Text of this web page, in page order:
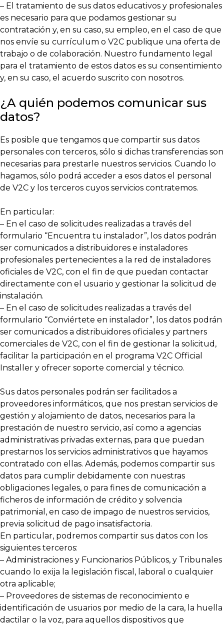
– El tratamiento de sus datos educativos y profesionales
es necesario para que podamos gestionar su
contratación y, en su caso, su empleo, en el caso de que
nos envíe su currículum o V2C publique una oferta de
trabajo o de colaboración. Nuestro fundamento legal
para el tratamiento de estos datos es su consentimiento
y, en su caso, el acuerdo suscrito con nosotros.
¿A quién podemos comunicar sus
datos?
Es posible que tengamos que compartir sus datos
personales con terceros, sólo si dichas transferencias son
necesarias para prestarle nuestros servicios. Cuando lo
hagamos, sólo podrá acceder a esos datos el personal
de V2C y los terceros cuyos servicios contratemos.
En particular:
– En el caso de solicitudes realizadas a través del
formulario “Encuentra tu instalador”, los datos podrán
ser comunicados a distribuidores e instaladores
profesionales pertenecientes a la red de instaladores
oficiales de V2C, con el fin de que puedan contactar
directamente con el usuario y gestionar la solicitud de
instalación.
– En el caso de solicitudes realizadas a través del
formulario “Conviértete en instalador”, los datos podrán
ser comunicados a distribuidores oficiales y partners
comerciales de V2C, con el fin de gestionar la solicitud,
facilitar la participación en el programa V2C Official
Installer y ofrecer soporte comercial y técnico.
Sus datos personales podrán ser facilitados a
proveedores informáticos, que nos prestan servicios de
gestión y alojamiento de datos, necesarios para la
prestación de nuestro servicio, así como a agencias
administrativas privadas externas, para que puedan
prestarnos los servicios administrativos que hayamos
contratado con ellas. Además, podemos compartir sus
datos para cumplir debidamente con nuestras
obligaciones legales, o para fines de comunicación a
ficheros de información de crédito y solvencia
patrimonial, en caso de impago de nuestros servicios,
previa solicitud de pago insatisfactoria.
En particular, podremos compartir sus datos con los
siguientes terceros:
– Administraciones y Funcionarios Públicos, y Tribunales
cuando lo exija la legislación fiscal, laboral o cualquier
otra aplicable;
– Proveedores de sistemas de reconocimiento e
identificación de usuarios por medio de la cara, la huella
dactilar o la voz, para aquellos dispositivos que